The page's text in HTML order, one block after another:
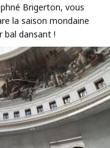
Brigerton, vous
la saison mondaine
bal dansant !